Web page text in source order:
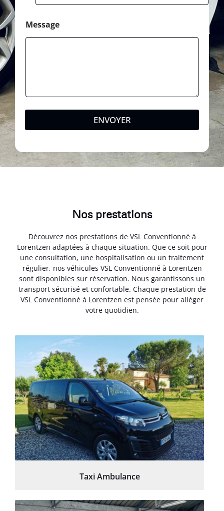
Message
ENVOYER
Nos prestations
Découvrez nos prestations de VSL Conventionné à
Lorentzen adaptées à chaque situation. Que ce soit pour
une consultation, une hospitalisation ou un traitement
régulier, nos véhicules VSL Conventionné à Lorentzen
sont disponibles sur réservation. Nous garantissons un
transport sécurisé et confortable. Chaque prestation de
VSL Conventionné à Lorentzen est pensée pour alléger
votre quotidien.
Taxi Ambulance